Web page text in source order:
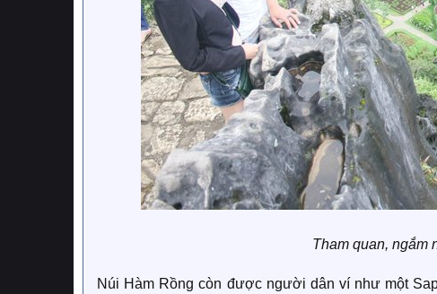
Tham quan, ngắm
Núi Hàm Rồng còn được người dân ví như một